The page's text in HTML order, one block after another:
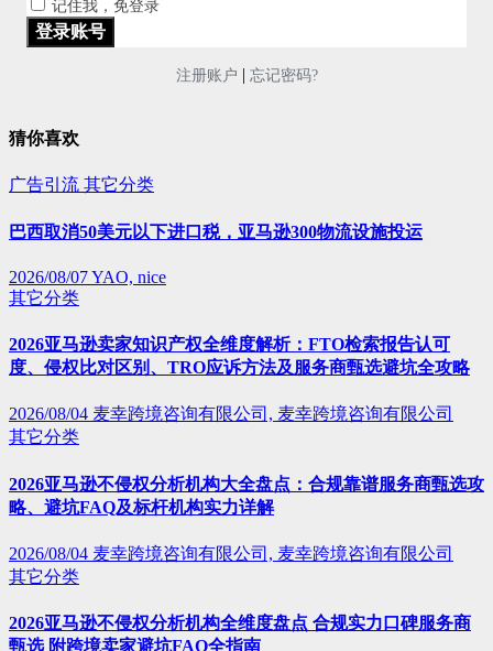
记住我，免登录
注册账户 | 忘记密码?
猜你喜欢
广告引流 其它分类
巴西取消50美元以下进口税，亚马逊300物流设施投运
2026/08/07YAO, nice
其它分类
2026亚马逊卖家知识产权全维度解析：FTO检索报告认可
度、侵权比对区别、TRO应诉方法及服务商甄选避坑全攻略
2026/08/04 麦幸跨境咨询有限公司, 麦幸跨境咨询有限公司
其它分类
2026亚马逊不侵权分析机构大全盘点：合规靠谱服务商甄选攻
略、避坑FAQ及标杆机构实力详解
2026/08/04 麦幸跨境咨询有限公司, 麦幸跨境咨询有限公司
其它分类
2026亚马逊不侵权分析机构全维度盘点 合规实力口碑服务商
甄选 附跨境卖家避坑FAQ全指南